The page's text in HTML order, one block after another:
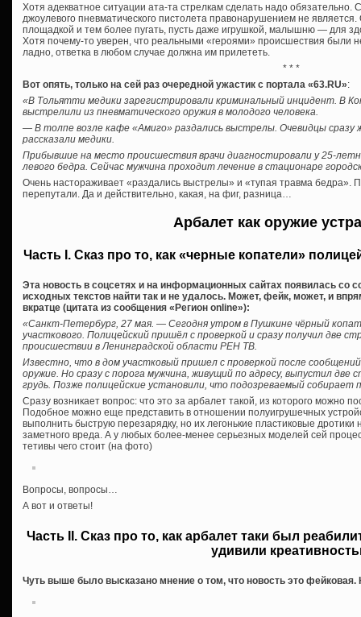
Хотя адекватное ситуации ата-та стрелкам сделать надо обязательно.
джоулевого пневматического пистолета правонарушением не
площадкой и тем более пугать, пусть даже игрушкой, малышню — для
Хотя почему-то уверен, что реальными «героями» происшествия были
ладно, ответка в любом случае должна им прилететь.
* * *
Вот опять, только на сей раз очередной ужастик с портала «63.RU»:
«В Тольятти медики зарегистрировали криминальный инцидент. В
выстрелили из пневматического оружия в молодого человека.
— В толпе возле кафе «Амиго» раздались выстрелы. Очевидцы
рассказали медики.
Прибывшие на место происшествия врачи диагностировали у 25-
левого бедра. Сейчас мужчина проходит лечение в стационаре
Очень настораживает «раздались выстрелы» и «тупая травма бедра».
перепутали. Да и действительно, какая, на фиг, разница…
Арбалет как оружие
Часть I. Сказ про то, как «черные копатели»
Эта новость в соцсетях и на информационных сайтах появилась со
исходных текстов найти так и не удалось. Может, фейк, может, и
вкратце (цитата из сообщения «Регион online»):
«Санкт-Петербург, 27 мая. — Сегодня утром в Пушкине чёрный
участкового. Полицейский пришёл с проверкой и сразу получил две
происшествии в Ленинградской области РЕН ТВ.
Известно, что в дом участковый пришел с проверкой после
оружие. Но сразу с порога мужчина, живущий по адресу, выпустил
грудь. Позже полицейские установили, что подозреваемый
Сразу возникает вопрос: что это за арбалет такой, из которого можно
Подобное можно еще представить в отношении полуигрушечных
выполнить быструю перезарядку, но их легонькие пластиковые дротики
заметного вреда. А у любых более-менее серьезных моделей сей
тетивы чего стоит (на фото)
Вопросы, вопросы…
А вот и ответы!
Часть II. Сказ про то, как арбалет таки был
удивили
Чуть выше было высказано мнение о том, что новость это фейковая.